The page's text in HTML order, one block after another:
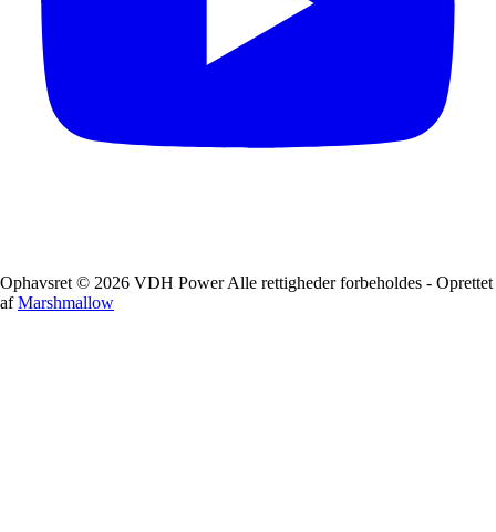
Ophavsret © 2026 VDH Power Alle rettigheder forbeholdes - Oprettet
afMarshmallow